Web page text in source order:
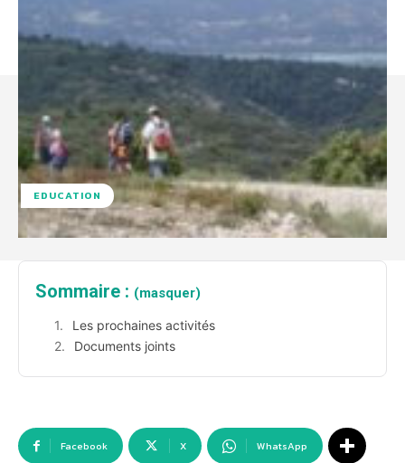
EDUCATION
Sommaire : (masquer)
Les prochaines activités
Documents joints
Facebook X WhatsApp